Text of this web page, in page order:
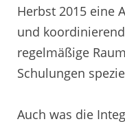
Herbst 2015 eine
und
regelmäßige
Schulungen
Auch was die